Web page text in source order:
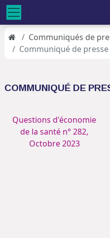
Communiqués de
Communiqué de presse
COMMUNIQUÉ DE
Questions d'économie
de la santé n° 282,
Octobre 2023